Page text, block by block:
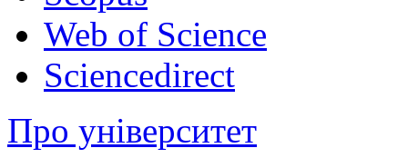
Web of Science
Sciencedirect
Про університет